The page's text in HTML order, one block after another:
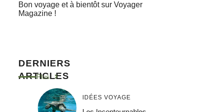
Bon voyage et à bientôt sur Voyager
Magazine !
DERNIERS
ARTICLES
Plus
IDÉES VOYAGE